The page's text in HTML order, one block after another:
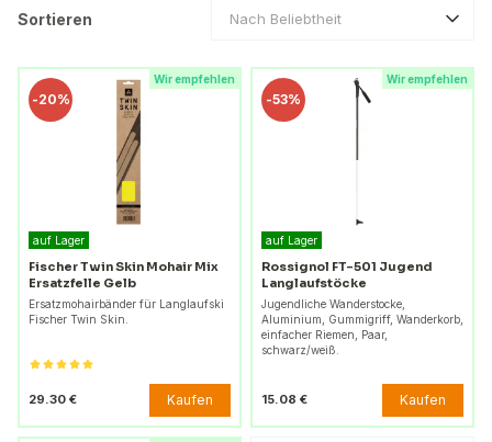
Sortieren Nach Beliebtheit
Wir empfehlen
-20%
auf Lager
Fischer Twin Skin Mohair Mix
Ersatzfelle Gelb
Ersatzmohairbänder für Langlaufski
Fischer Twin Skin.
29.30 € Kaufen
Wir empfehlen
-53%
auf Lager
Rossignol FT-501 Jugend
Langlaufstöcke
Jugendliche Wanderstocke,
Aluminium, Gummigriff, Wanderkorb,
einfacher Riemen, Paar,
schwarz/weiß.
15.08 € Kaufen